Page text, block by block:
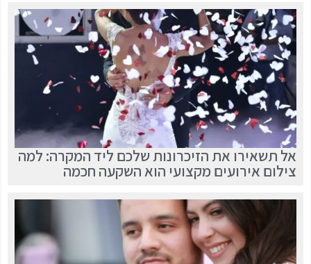
אל תשאירו את הזיכרונות שלכם ליד המקרה: למה
צילום אירועים מקצועי הוא השקעה חכמה